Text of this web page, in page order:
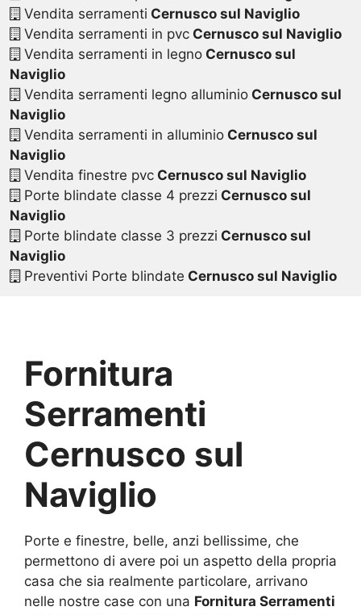
Vendita serramenti Cernusco sul Naviglio
Vendita serramenti in pvcCernusco sul Naviglio
Vendita serramenti in legnoCernusco sul
Naviglio
Vendita serramenti legno alluminioCernusco sul
Naviglio
Vendita serramenti in alluminioCernusco sul
Naviglio
Vendita finestre pvcCernusco sul Naviglio
Porte blindate classe 4 prezzi Cernusco sul
Naviglio
Porte blindate classe 3 prezzi Cernusco sul
Naviglio
Preventivi Porte blindate Cernusco sul Naviglio
Fornitura
Serramenti
Cernusco sul
Naviglio
Porte e finestre, belle, anzi bellissime, che
permettono di avere poi un aspetto della propria
casa che sia realmente particolare, arrivano
nelle nostre case con una Fornitura Serramenti